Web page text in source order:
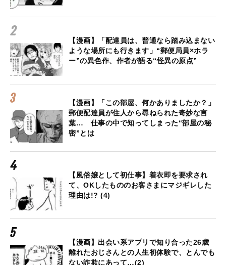
【漫画】「配達員は、普通なら踏み込まない
ような場所にも行きます」“郵便局員×ホラ
ー”の異色作、作者が語る“怪異の原点”
【漫画】「この部屋、何かありましたか？」
郵便配達員が住人から尋ねられた奇妙な言
葉… 仕事の中で知ってしまった“部屋の秘
密”とは
【風俗嬢として初仕事】着衣即を要求され
て、OKしたもののお客さまにマジギレした
理由は!? (4)
【漫画】出会い系アプリで知り合った26歳
離れたおじさんとの人生初体験で、とんでも
ない詐欺にあって…(2)